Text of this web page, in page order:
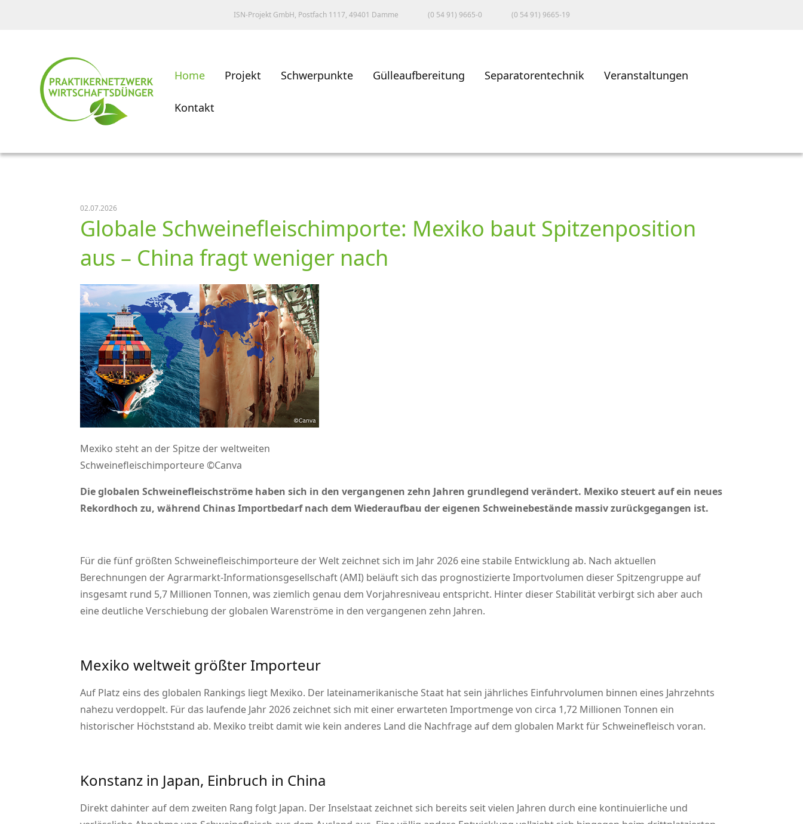
ISN-Projekt GmbH, Postfach 1117, 49401 Damme (0 54 91) 9665-0 (0 54 91) 9665-19
Home Projekt Schwerpunkte Gülleaufbereitung Separatorentechnik Veranstaltungen
Kontakt
02.07.2026
Globale Schweinefleischimporte: Mexiko baut Spitzenposition
aus – China fragt weniger nach
Mexiko steht an der Spitze der weltweiten
Schweinefleischimporteure ©Canva
Die globalen Schweinefleischströme haben sich in den vergangenen zehn Jahren grundlegend verändert. Mexiko steuert auf ein neues
Rekordhoch zu, während Chinas Importbedarf nach dem Wiederaufbau der eigenen Schweinebestände massiv zurückgegangen ist.
Für die fünf größten Schweinefleischimporteure der Welt zeichnet sich im Jahr 2026 eine stabile Entwicklung ab. Nach aktuellen
Berechnungen der Agrarmarkt-Informationsgesellschaft (AMI) beläuft sich das prognostizierte Importvolumen dieser Spitzengruppe auf
insgesamt rund 5,7 Millionen Tonnen, was ziemlich genau dem Vorjahresniveau entspricht. Hinter dieser Stabilität verbirgt sich aber auch
eine deutliche Verschiebung der globalen Warenströme in den vergangenen zehn Jahren.
Mexiko weltweit größter Importeur
Auf Platz eins des globalen Rankings liegt Mexiko. Der lateinamerikanische Staat hat sein jährliches Einfuhrvolumen binnen eines Jahrzehnts
nahezu verdoppelt. Für das laufende Jahr 2026 zeichnet sich mit einer erwarteten Importmenge von circa 1,72 Millionen Tonnen ein
historischer Höchststand ab. Mexiko treibt damit wie kein anderes Land die Nachfrage auf dem globalen Markt für Schweinefleisch voran.
Konstanz in Japan, Einbruch in China
Direkt dahinter auf dem zweiten Rang folgt Japan. Der Inselstaat zeichnet sich bereits seit vielen Jahren durch eine kontinuierliche und